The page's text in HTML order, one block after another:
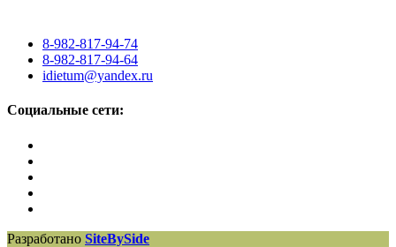
8-982-817-94-74
8-982-817-94-64
idietum@yandex.ru
Социальные сети:
Разработано SiteBySide